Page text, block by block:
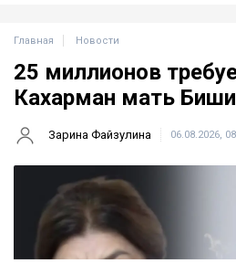
Главная Новости
25 миллионов
Кахарман мать
Зарина Файзулина 06.08.2026,